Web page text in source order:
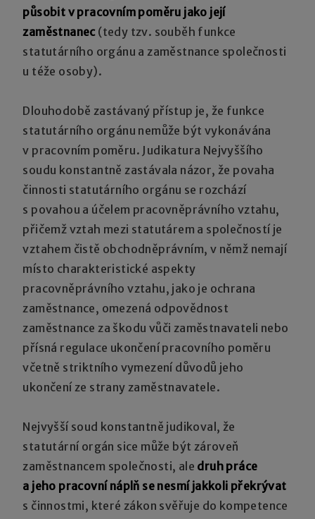
působit v pracovním poměru jako její
zaměstnanec(tedy tzv. souběh funkce
statutárního orgánu a zaměstnance společnosti
u téže osoby).
Dlouhodobě zastávaný přístup je, že funkce
statutárního orgánu nemůže být vykonávána
v pracovním poměru. Judikatura Nejvyššího
soudu konstantně zastávala názor, že povaha
činnosti statutárního orgánu se rozchází
s povahou a účelem pracovněprávního vztahu,
přičemž vztah mezi statutárem a společností je
vztahem čistě obchodněprávním, v němž nemají
místo charakteristické aspekty
pracovněprávního vztahu, jako je ochrana
zaměstnance, omezená odpovědnost
zaměstnance za škodu vůči zaměstnavateli nebo
přísná regulace ukončení pracovního poměru
včetně striktního vymezení důvodů jeho
ukončení ze strany zaměstnavatele.
Nejvyšší soud konstantně judikoval, že
statutární orgán sice může být zároveň
zaměstnancem společnosti, ale druh práce
a jeho pracovní náplň se nesmí jakkoli překrývat
s činnostmi, které zákon svěřuje do kompetence